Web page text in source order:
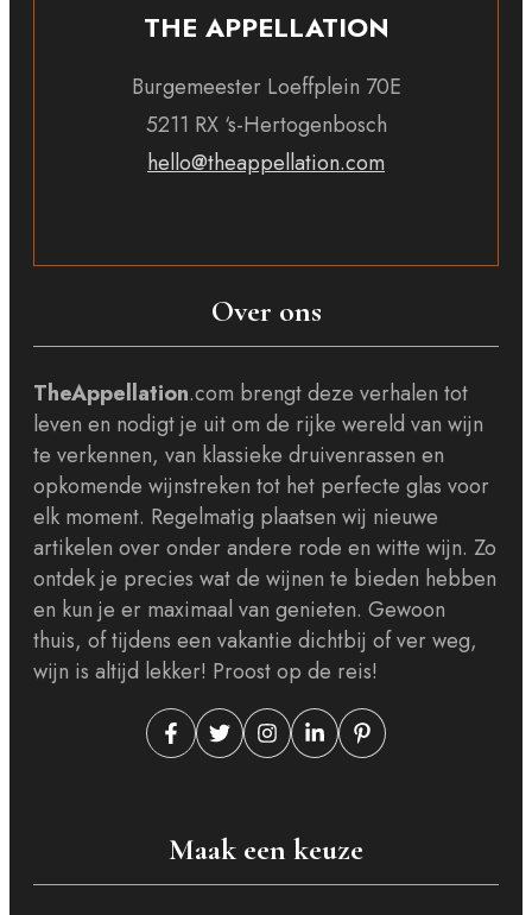
Over ons
TheAppellation.com brengt deze verhalen tot
leven en nodigt je uit om de rijke wereld van wijn
te verkennen, van klassieke druivenrassen en
opkomende wijnstreken tot het perfecte glas voor
elk moment. Regelmatig plaatsen wij nieuwe
artikelen over onder andere rode en witte wijn. Zo
ontdek je precies wat de wijnen te bieden hebben
en kun je er maximaal van genieten. Gewoon
thuis, of tijdens een vakantie dichtbij of ver weg,
wijn is altijd lekker! Proost op de reis!
THE APPELLATION
Burgemeester Loeffplein 70E
5211 RX ‘s-Hertogenbosch
hello@theappellation.com
Maak een keuze